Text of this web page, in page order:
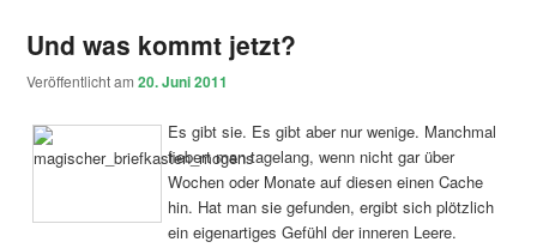
Und was kommt jetzt?
Veröffentlicht am20. Juni 2011
Es gibt sie. Es gibt aber nur wenige. Manchmal
fiebert man tagelang, wenn nicht gar über
Wochen oder Monate auf diesen einen Cache
hin. Hat man sie gefunden, ergibt sich plötzlich
ein eigenartiges Gefühl der inneren Leere.